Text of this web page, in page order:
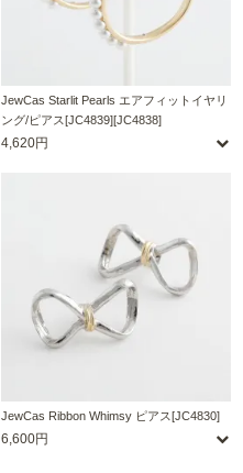
JewCas Starlit Pearls エアフィットイヤリ
ング/ピアス[JC4839][JC4838]
4,620円
JewCas Ribbon Whimsy ピアス[JC4830]
6,600円